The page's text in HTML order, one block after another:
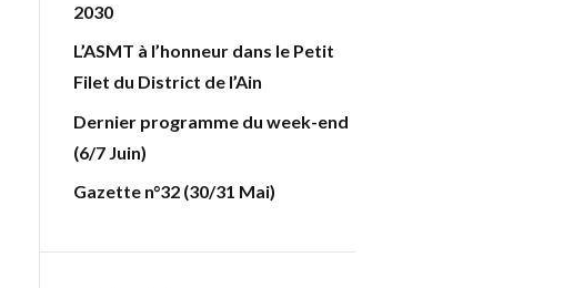
2030
L’ASMT à l’honneur dans le Petit
Filet du District de l’Ain
Dernier programme du week-end
(6/7 Juin)
Gazette n°32 (30/31 Mai)